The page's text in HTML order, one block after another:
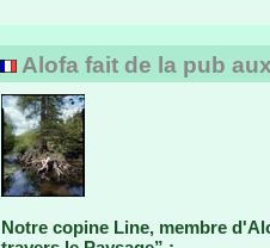
Alofa fait de la pub
Notre copine Line, membre